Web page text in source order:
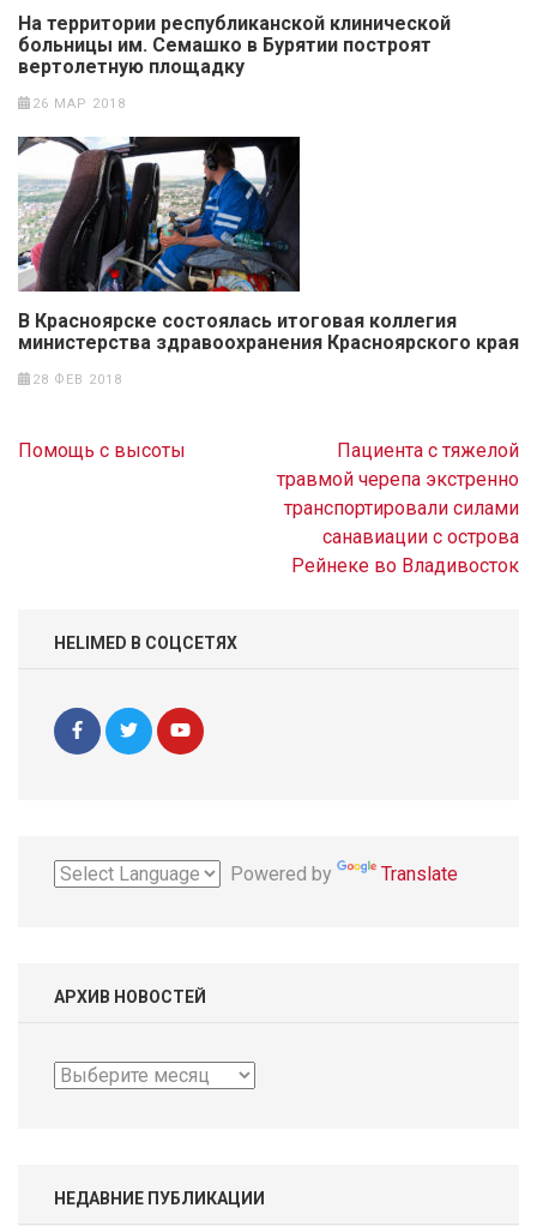
На территории республиканской клинической
больницы им. Семашко в Бурятии построят
вертолетную площадку
26 МАР 2018
В Красноярске состоялась итоговая коллегия
министерства здравоохранения Красноярского края
28 ФЕВ 2018
Навигация
Помощь с высоты
Пациента с тяжелой
травмой черепа экстренно
транспортировали силами
санавиации с острова
Рейнеке во Владивосток
HELIMED В СОЦСЕТЯХ
Powered by Translate
АРХИВ НОВОСТЕЙ
Архив
НЕДАВНИЕ ПУБЛИКАЦИИ